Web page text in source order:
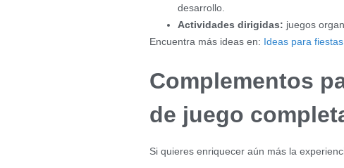
desarrollo.
Actividades dirigidas: juegos
Encuentra más ideas en: Ideas para
Complementos
de juego
Si quieres enriquecer aún más la